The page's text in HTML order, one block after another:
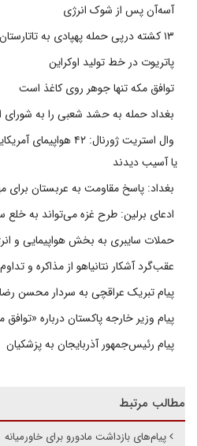
آسه‌آن پس از شوک انرژی
پاتریوت در خط تولید اوکراین
توافق مکه تنها جوهر روی کاغذ است
بغداد حمله به حشد شعبی را به شورای
وال استریت ژورنال: ۴۲
یا آسیب دیدند
بغداد: پاسخ مقاومت به عربستان برای
ادعای برلین: طرح غزه می‌تواند به
حملات سایبری به بخش هواپیمایی و
عقب‌گرد آشکار نتانیاهو از مذاکره و
پیام تبریک عراقچی به سردار محسن
پیام وزیر خارجه پاکستان درباره «توافق
پیام رئیس‌جمهور آذربایجان به پزشکیان
مطالب مرتبط
پیام‌های بازداشت مادورو برای خاورمیانه